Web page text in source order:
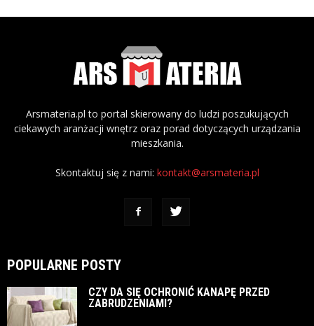
Arsmateria.pl to portal skierowany do ludzi poszukujących
ciekawych aranżacji wnętrz oraz porad dotyczących urządzania
mieszkania.
Skontaktuj się z nami: kontakt@arsmateria.pl
POPULARNE POSTY
CZY DA SIĘ OCHRONIĆ KANAPĘ PRZED
ZABRUDZENIAMI?